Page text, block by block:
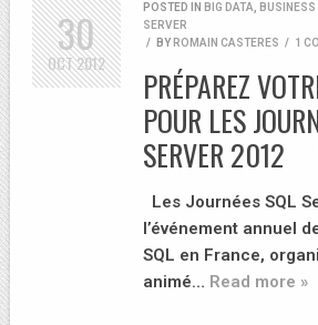
POSTED IN BIG DATA BUSINESS
SERVER
/
BY ROMAIN CASTERES / 1
PRÉPAREZ
POUR LES
SERVER 2012
Les Journées SQL
l’événement annuel
SQL en France,
animé… Read more »
30
OCT2012